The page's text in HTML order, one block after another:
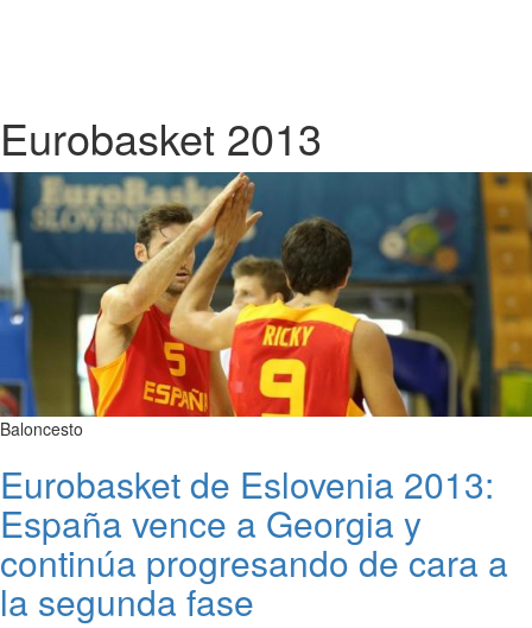
Eurobasket 2013
Baloncesto
Eurobasket de Eslovenia 2013:
España vence a Georgia y
continúa progresando de cara a
la segunda fase